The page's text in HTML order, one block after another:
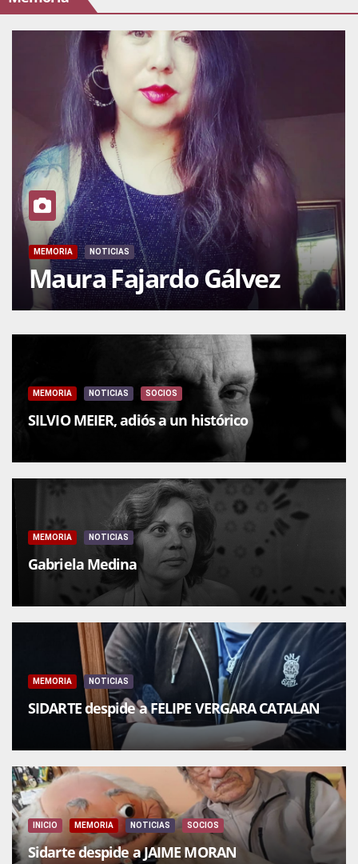
MEMORIA NOTICIAS
Maura Fajardo Gálvez
MEMORIA NOTICIAS SOCIOS
SILVIO MEIER, adiós a un histórico
MEMORIA NOTICIAS
Gabriela Medina
MEMORIA NOTICIAS
SIDARTE despide a FELIPE VERGARA CATALAN
INICIO MEMORIA NOTICIAS SOCIOS
Sidarte despide a JAIME MORAN